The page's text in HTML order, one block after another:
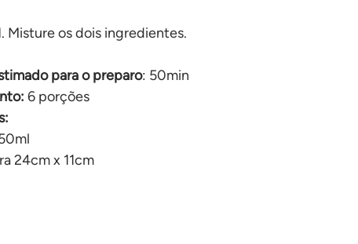
Misture os dois ingredientes.
para o preparo: 50min
6 porções
24cm x 11cm